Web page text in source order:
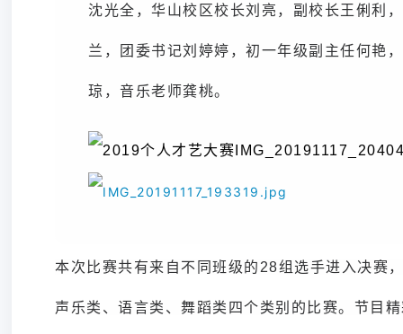
沈光全，华山校区校长刘亮，副校长王俐利
兰，团委书记刘婷婷，初一年级副主任何艳
琼，音乐老师龚桃。
本次比赛共有来自不同班级的28组选手进入决赛
声乐类、语言类、舞蹈类四个类别的比赛。节目